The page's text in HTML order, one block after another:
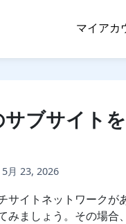
マイアカ
ブサイト
5月 23, 2026
イトネットワークが
ましょう。その場合